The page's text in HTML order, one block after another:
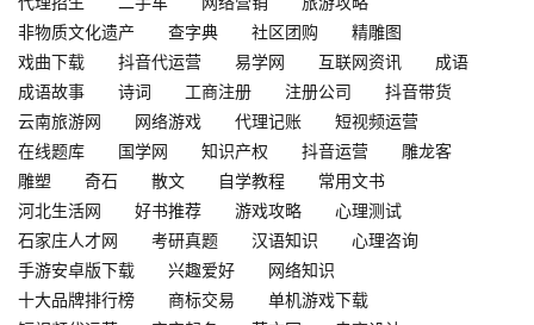
非物质文化遗产
查字典 社区团购
精雕图
戏曲下载
抖音代运营 易学网 互联网资讯
成语
成语故事
诗词 工商注册 注册公司
抖音带货
云南旅游网
网络游戏 代理记账
短视频运营
在线题库
国学网 知识产权 抖音运营
雕龙客
雕塑
奇石 散文 自学教程
常用文书
河北生活网
好书推荐 游戏攻略
心理测试
石家庄人才网
考研真题 汉语知识
心理咨询
手游安卓版下载
兴趣爱好
网络知识
十大品牌排行榜
商标交易
单机游戏下载